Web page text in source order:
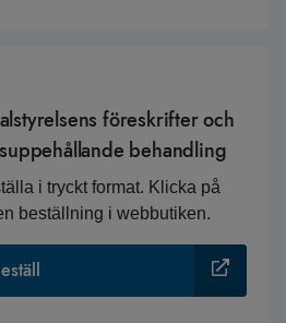
föreskrifter och
behandling
i tryckt format. Klicka på
beställning i webbutiken.